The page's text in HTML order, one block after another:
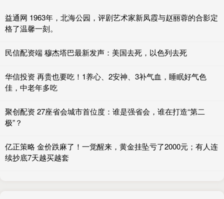
益通网 1963年，北海公园，评剧艺术家新凤霞与赵丽蓉的合影定
格了温馨一刻。
民信配资端 穆杰塔巴最新发声：美国去死，以色列去死
华信投资 再贵也要吃！1养心、2安神、3补气血，睡眠好气色
佳，中老年多吃
聚创配资 27座省会城市首位度：谁是强省会，谁在打造“第二
极”？
亿正策略 金价跌麻了！一觉醒来，黄金挂坠亏了2000元；有人连
续抄底7天越买越套